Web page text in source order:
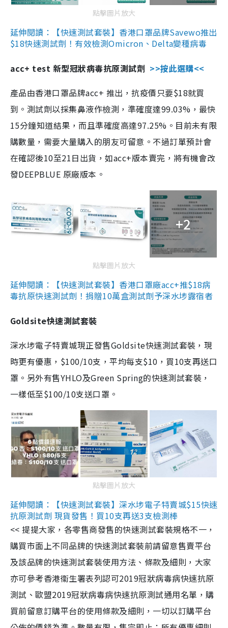
點擊圖片放大
延伸閱讀：【快速測試套裝】香港口罩品牌Savewo推出
$18快速測試劑！有效檢測Omicron、Delta變種病毒
acc+ test 新型冠狀病毒抗原測試劑 >>按此選購<<
產品由香港口罩品牌acc+ 推出，抗疫價只要$18就買
到。測試劑以採集鼻液作檢測，準確度達99.03%，最快
15分鐘知道結果，而且準確度高達97.25%。目前未有限
購數量，需要大量購入的朋友可留意。不過訂單預計會
在確認後10至21日出貨，如acc+版本賣完，將有機會改
發DEEPBLUE 原廠版本。
+2
點擊圖片放大
延伸閱讀：【快速測試套裝】香港口罩廠acc+推$18病
毒抗原快速測試劑！捐贈10萬盒測試劑予深水埗露宿者
Goldsite快速測試套裝
深水埗電子特賣城現正發售Goldsite快速測試套裝，現
時更有優惠，$100/10支，平均每支$10，買10支再送口
罩。另外有售YHLO及Green Spring的快速測試套裝，
一樣低至$100/10支送口罩。
點擊圖片放大
延伸閱讀：【快速測試套裝】深水埗電子特賣城$15快速
抗原測試劑 現貨發售！買10支再送3支檢測棒
<< 提提大家，各零售商發售的快速測試套裝規格不一，
購買市面上不同品牌的快速測試套裝前請留意售賣平台
及該品牌的快速測試套裝使用方法、條款及細則，大家
亦可參考香港衞生署表列認可2019冠狀病毒病快速抗原
測試、歐盟2019冠狀病毒病快速抗原測試通用名單，購
買前留意訂購平台的使用條款及細則，一切以訂購平台